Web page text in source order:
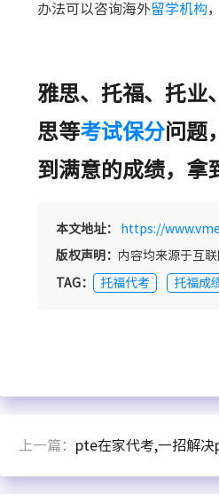
办法可以咨询海外留学机构
雅思、托福、托业
思等考试保分问题
到满意的成绩， 拿
本文地址： https://
版权声明： 内容均来源于互
TAG： 托福代考 托福成
上一篇： pte在家代考,一招解决